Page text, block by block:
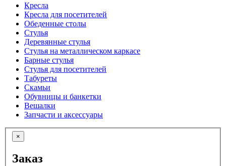
Кресла
Кресла для посетителей
Обеденные столы
Стулья
Деревянные стулья
Стулья на металлическом каркасе
Барные стулья
Стулья для посетителей
Табуреты
Скамьи
Обувницы и банкетки
Вешалки
Запчасти и аксессуары
×
Заказ